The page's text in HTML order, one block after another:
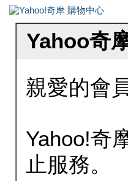
Yahoo奇
親愛的會
Yahoo!奇
止服務。